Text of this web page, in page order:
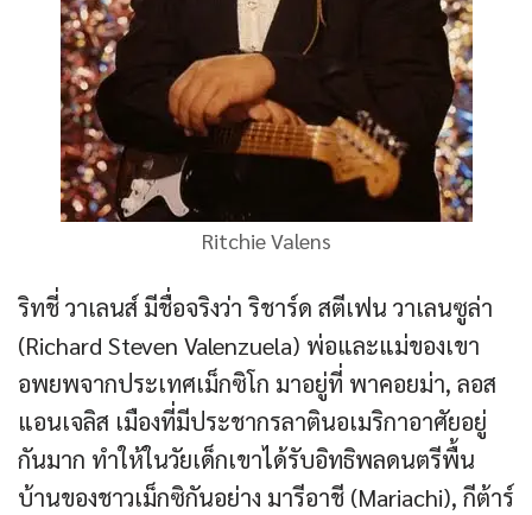
Ritchie Valens
ริทชี่ วาเลนส์ มีชื่อจริงว่า ริชาร์ด สตีเฟน วาเลนซูล่า
(Richard Steven Valenzuela) พ่อและแม่ของเขา
อพยพจากประเทศเม็กซิโก มาอยู่ที่ พาคอยม่า, ลอส
แอนเจลิส เมืองที่มีประชากรลาตินอเมริกาอาศัยอยู่
กันมาก ทำให้ในวัยเด็กเขาได้รับอิทธิพลดนตรีพื้น
บ้านของชาวเม็กซิกันอย่าง มารีอาชี (Mariachi), กีต้าร์